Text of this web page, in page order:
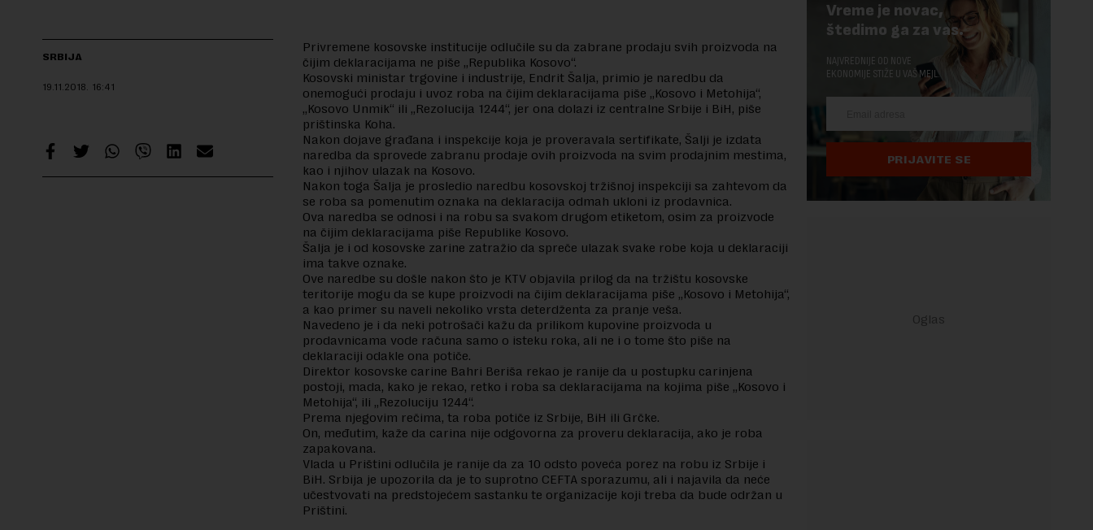
SRBIJA
19.11.2018. 16:41
Privremene kosovske institucije odlučile su da zabrane prodaju svih proizvoda na
čijim deklaracijama ne piše „Republika Kosovo“.
Kosovski ministar trgovine i industrije, Endrit Šalja, primio je naredbu da
onemogući prodaju i uvoz roba na čijim deklaracijama piše „Kosovo i Metohija“,
„Kosovo Unmik“ ili „Rezolucija 1244“, jer ona dolazi iz centralne Srbije i BiH, piše
prištinska Koha.
Nakon dojave građana i inspekcije koja je proveravala sertifikate, Šalji je izdata
naredba da sprovede zabranu prodaje ovih proizvoda na svim prodajnim mestima,
kao i njihov ulazak na Kosovo.
Nakon toga Šalja je prosledio naredbu kosovskoj tržišnoj inspekciji sa zahtevom da
se roba sa pomenutim oznaka na deklaracija odmah ukloni iz prodavnica.
Ova naredba se odnosi i na robu sa svakom drugom etiketom, osim za proizvode
na čijim deklaracijama piše Republike Kosovo.
Šalja je i od kosovske zarine zatražio da spreče ulazak svake robe koja u deklaraciji
ima takve oznake.
Ove naredbe su došle nakon što je KTV objavila prilog da na tržištu kosovske
teritorije mogu da se kupe proizvodi na čijim deklaracijama piše „Kosovo i Metohija“,
a kao primer su naveli nekoliko vrsta deterdženta za pranje veša.
Navedeno je i da neki potrošači kažu da prilikom kupovine proizvoda u
prodavnicama vode računa samo o isteku roka, ali ne i o tome što piše na
deklaraciji odakle ona potiče.
Direktor kosovske carine Bahri Beriša rekao je ranije da u postupku carinjena
postoji, mada, kako je rekao, retko i roba sa deklaracijama na kojima piše „Kosovo i
Metohija“, ili „Rezoluciju 1244“.
Prema njegovim rečima, ta roba potiče iz Srbije, BiH ili Grčke.
On, međutim, kaže da carina nije odgovorna za proveru deklaracija, ako je roba
zapakovana.
Vlada u Prištini odlučila je ranije da za 10 odsto poveća porez na robu iz Srbije i
BiH. Srbija je upozorila da je to suprotno CEFTA sporazumu, ali i najavila da neće
učestvovati na predstojećem sastanku te organizacije koji treba da bude održan u
Prištini.
Vreme je novac,
štedimo ga za vas.
NAJVREDNIJE OD NOVE
EKONOMIJE STIŽE U VAŠ MEJL.
PRIJAVITE SE